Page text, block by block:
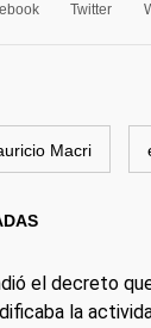
Twitter
Macri
el decreto
la